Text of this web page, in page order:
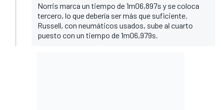
Norris marca un tiempo de 1m06,897s y se coloca
tercero, lo que debería ser más que suficiente.
Russell, con neumáticos usados, sube al cuarto
puesto con un tiempo de 1m06,979s.